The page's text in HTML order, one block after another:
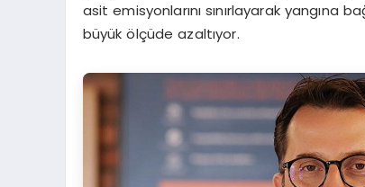
asit emisyonlarını sınırlayarak yangına
büyük ölçüde azaltıyor.